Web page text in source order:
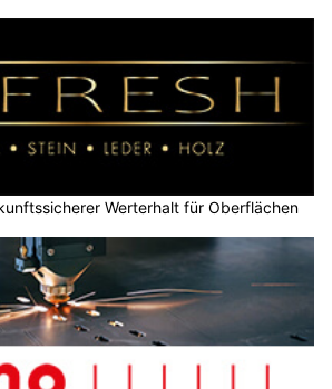
Werterhalt für Oberflächen